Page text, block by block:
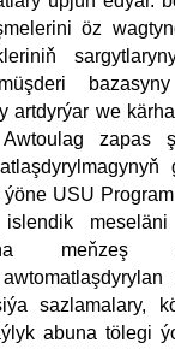
öz
artdyrýar we
Awtoulag zapas
ýöne USU
islendik
meňzeş
sazlamalary,
abuna tölegi